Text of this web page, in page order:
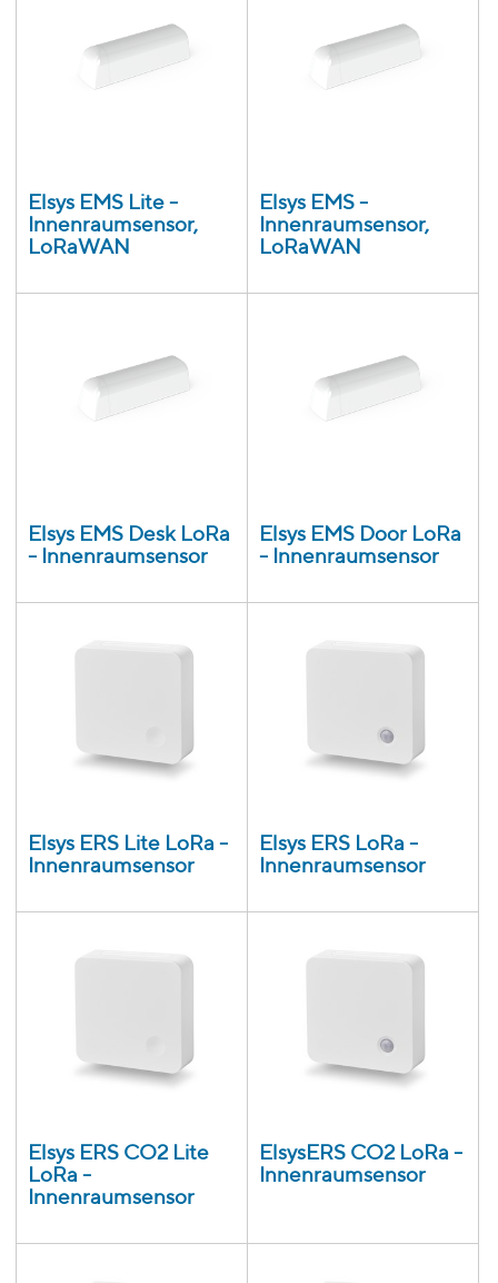
Elsys EMS Lite -
Innenraumsensor,
LoRaWAN
Elsys EMS -
Innenraumsensor,
LoRaWAN
Elsys EMS Desk LoRa
- Innenraumsensor
Elsys EMS Door LoRa
- Innenraumsensor
Elsys ERS Lite LoRa -
Innenraumsensor
Elsys ERS LoRa -
Innenraumsensor
Elsys ERS CO2 Lite
LoRa -
Innenraumsensor
ElsysERS CO2 LoRa -
Innenraumsensor